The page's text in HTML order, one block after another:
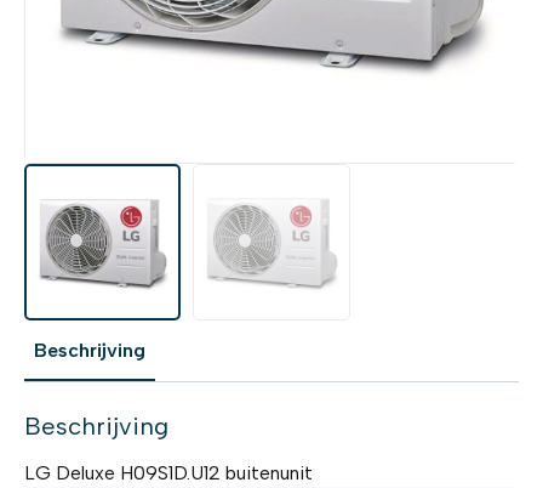
Beschrijving
Beschrijving
LG Deluxe H09S1D.U12 buitenunit